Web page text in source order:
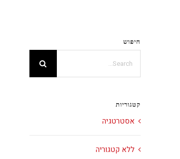
חיפוש
Search
for:
קטגוריות
אסטרטגיה
ללא קטגוריה